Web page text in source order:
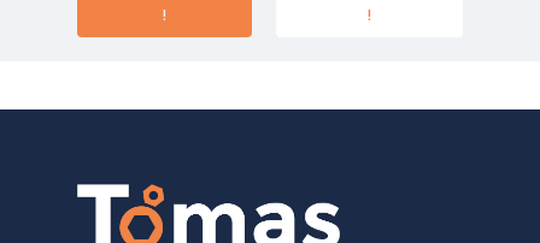
!
!